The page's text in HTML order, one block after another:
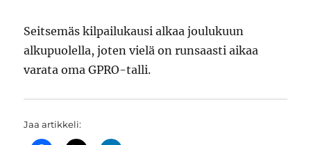
Seitsemäs kilpailukausi alkaa joulukuun
alkupuolella, joten vielä on runsaasti aikaa
varata oma GPRO-talli.
Jaa artikkeli: